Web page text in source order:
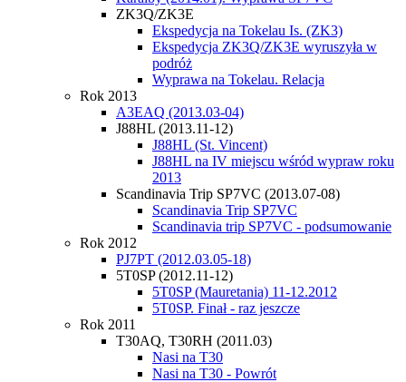
ZK3Q/ZK3E
Ekspedycja na Tokelau Is. (ZK3)
Ekspedycja ZK3Q/ZK3E wyruszyła w
podróż
Wyprawa na Tokelau. Relacja
Rok 2013
A3EAQ (2013.03-04)
J88HL (2013.11-12)
J88HL (St. Vincent)
J88HL na IV miejscu wśród wypraw roku
2013
Scandinavia Trip SP7VC (2013.07-08)
Scandinavia Trip SP7VC
Scandinavia trip SP7VC - podsumowanie
Rok 2012
PJ7PT (2012.03.05-18)
5T0SP (2012.11-12)
5T0SP (Mauretania) 11-12.2012
5T0SP. Finał - raz jeszcze
Rok 2011
T30AQ, T30RH (2011.03)
Nasi na T30
Nasi na T30 - Powrót